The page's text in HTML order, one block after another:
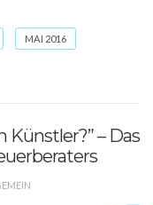
MAI 2016
Künstler?” – Das